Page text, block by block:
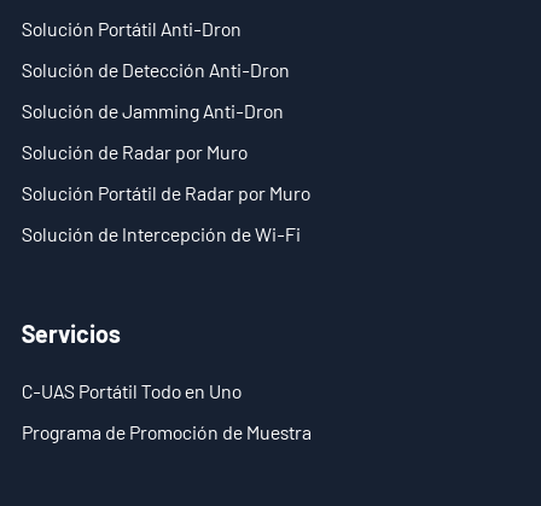
Solución Portátil Anti-Dron
Solución de Detección Anti-Dron
Solución de Jamming Anti-Dron
Solución de Radar por Muro
Solución Portátil de Radar por Muro
Solución de Intercepción de Wi-Fi
Servicios
C-UAS Portátil Todo en Uno
Programa de Promoción de Muestra